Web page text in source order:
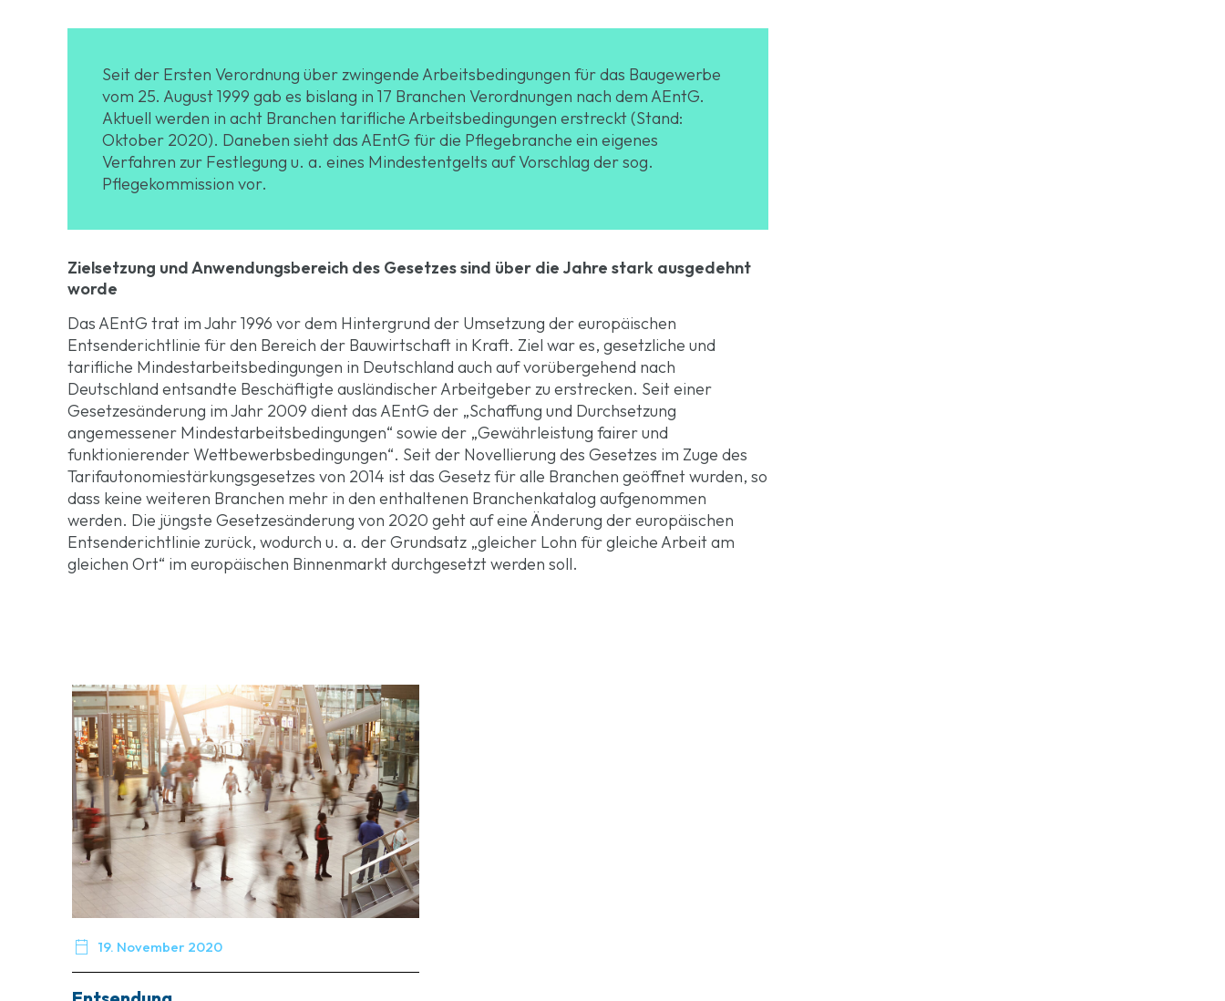
Seit der Ersten Verordnung über zwingende Arbeitsbedingungen für das Baugewerbe
vom 25. August 1999 gab es bislang in 17 Branchen Verordnungen nach dem AEntG.
Aktuell werden in acht Branchen tarifliche Arbeitsbedingungen erstreckt (Stand:
Oktober 2020). Daneben sieht das AEntG für die Pflegebranche ein eigenes
Verfahren zur Festlegung u. a. eines Mindestentgelts auf Vorschlag der sog.
Pflegekommission vor.
Zielsetzung und Anwendungsbereich des Gesetzes sind über die Jahre stark ausgedehnt
worde
Das AEntG trat im Jahr 1996 vor dem Hintergrund der Umsetzung der europäischen
Entsenderichtlinie für den Bereich der Bauwirtschaft in Kraft. Ziel war es, gesetzliche und
tarifliche Mindestarbeitsbedingungen in Deutschland auch auf vorübergehend nach
Deutschland entsandte Beschäftigte ausländischer Arbeitgeber zu erstrecken. Seit einer
Gesetzesänderung im Jahr 2009 dient das AEntG der „Schaffung und Durchsetzung
angemessener Mindestarbeitsbedingungen“ sowie der „Gewährleistung fairer und
funktionierender Wettbewerbsbedingungen“. Seit der Novellierung des Gesetzes im Zuge des
Tarifautonomiestärkungsgesetzes von 2014 ist das Gesetz für alle Branchen geöffnet wurden, so
dass keine weiteren Branchen mehr in den enthaltenen Branchenkatalog aufgenommen
werden. Die jüngste Gesetzesänderung von 2020 geht auf eine Änderung der europäischen
Entsenderichtlinie zurück, wodurch u. a. der Grundsatz „gleicher Lohn für gleiche Arbeit am
gleichen Ort“ im europäischen Binnenmarkt durchgesetzt werden soll.
 19. November 2020